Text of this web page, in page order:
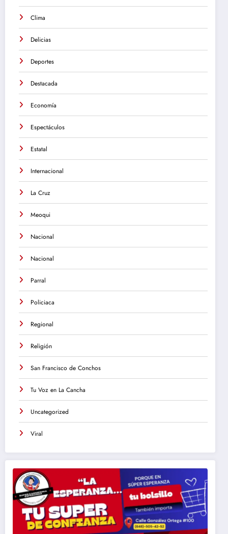
Clima
Delicias
Deportes
Destacada
Economía
Espectáculos
Estatal
Internacional
La Cruz
Meoqui
Nacional
Nacional
Parral
Policiaca
Regional
Religión
San Francisco de Conchos
Tu Voz en La Cancha
Uncategorized
Viral